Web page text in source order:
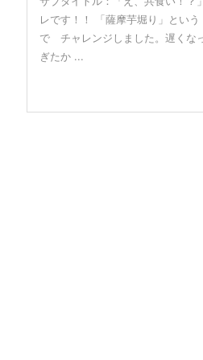
レです！！ 「薩摩芋堀り」とい
で チャレンジしました。遅くな
ぎたか ...